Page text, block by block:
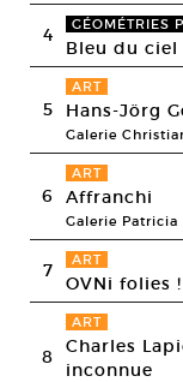
4 GÉOMÉTRIES
Bleu du ciel
5
ART
Hans-Jörg
Galerie
6
ART
Affranchi
Galerie
7 ART
OVNi folies
8
ART
Charles
inconnue